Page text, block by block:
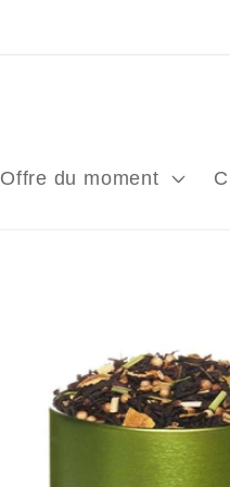
Offre du moment